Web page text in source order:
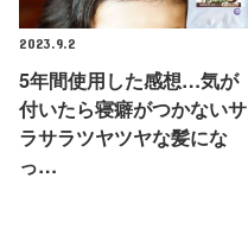
2023.9.2
5年間使用した感想…気が
付いたら寝癖がつかないサ
ラサラツヤツヤな髪にな
っ…